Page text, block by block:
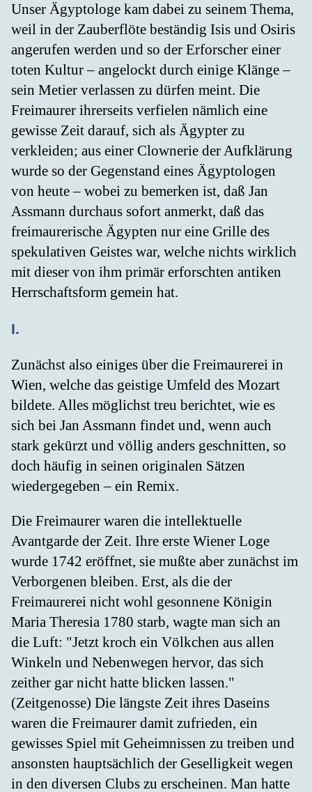
Unser Ägyptologe kam dabei zu seinem Thema,
weil in der Zauberflöte beständig Isis und Osiris
angerufen werden und so der Erforscher einer
toten Kultur – angelockt durch einige Klänge –
sein Metier verlassen zu dürfen meint. Die
Freimaurer ihrerseits verfielen nämlich eine
gewisse Zeit darauf, sich als Ägypter zu
verkleiden; aus einer Clownerie der Aufklärung
wurde so der Gegenstand eines Ägyptologen
von heute – wobei zu bemerken ist, daß Jan
Assmann durchaus sofort anmerkt, daß das
freimaurerische Ägypten nur eine Grille des
spekulativen Geistes war, welche nichts wirklich
mit dieser von ihm primär erforschten antiken
Herrschaftsform gemein hat.
I.
Zunächst also einiges über die Freimaurerei in
Wien, welche das geistige Umfeld des Mozart
bildete. Alles möglichst treu berichtet, wie es
sich bei Jan Assmann findet und, wenn auch
stark gekürzt und völlig anders geschnitten, so
doch häufig in seinen originalen Sätzen
wiedergegeben – ein Remix.
Die Freimaurer waren die intellektuelle
Avantgarde der Zeit. Ihre erste Wiener Loge
wurde 1742 eröffnet, sie mußte aber zunächst im
Verborgenen bleiben. Erst, als die der
Freimaurerei nicht wohl gesonnene Königin
Maria Theresia 1780 starb, wagte man sich an
die Luft: "Jetzt kroch ein Völkchen aus allen
Winkeln und Nebenwegen hervor, das sich
zeither gar nicht hatte blicken lassen."
(Zeitgenosse) Die längste Zeit ihres Daseins
waren die Freimaurer damit zufrieden, ein
gewisses Spiel mit Geheimnissen zu treiben und
ansonsten hauptsächlich der Geselligkeit wegen
in den diversen Clubs zu erscheinen. Man hatte